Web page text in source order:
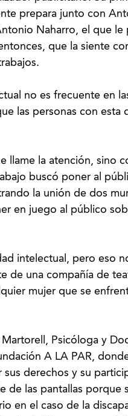
prepara junto con
Naharro, el que le
que la siente
no es frecuente en
las personas con esta
llame la atención, sino
buscó poner al
la unión de dos
en juego al público
intelectual, pero eso
de una compañía de
mujer que se
Psicóloga y
A LA PAR,
derechos y su
de las pantallas porque
en el caso de la